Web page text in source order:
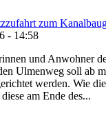
zum
- 14:58
und Anwohner
Ulmenweg soll ab
werden. Wie
am Ende des...